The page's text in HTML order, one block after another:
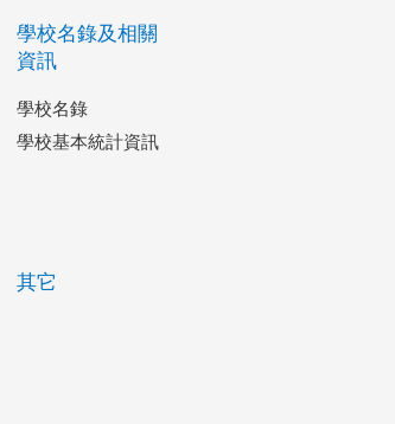
學校名錄及相關
資訊
學校名錄
學校基本統計資訊
其它